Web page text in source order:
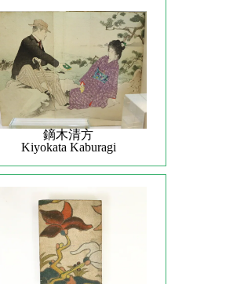
鏑木清方
Kiyokata Kaburagi